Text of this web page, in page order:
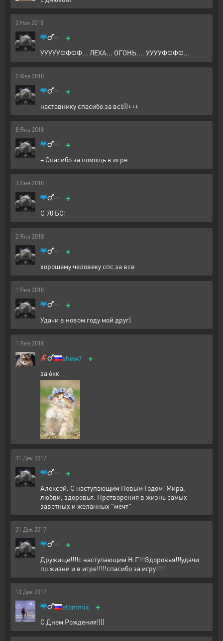
2 Ноя 2018
+
УУУУУФФФФ... ЛЕХА... ОГОНЬ.... УУУУФФФФ...
2 Фев 2018
+
наставнику спасибо за всё))+++
8 Янв 2018
+
+ Спасибо за помощь в игре
3 Янв 2018
+
С 70 БО!
2 Янв 2018
+
хорошему человеку спс за все
1 Янв 2018
+
Удачи в новом году мой друг)
1 Янв 2018
shew7 +
за 6кк
31 Дек 2017
+
Алексей. С наступающим Новым Годом! Мира,
любви, здоровья. Претворения в жизнь самых
заветных и желанных "мечт"
31 Дек 2017
+
Дружище!!!!с наступающим Н.Г!!!Здоровья!!!удачи
по жизни и в игре!!!!!спасибо за игру!!!!!
13 Дек 2017
atommix +
С Днем Рождения!)))